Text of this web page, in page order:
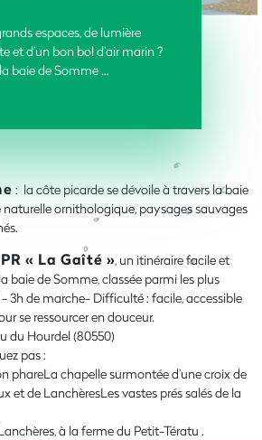
espaces, de lumière
et d’un bon bol d’air marin ?
baie de Somme ...
: la côte picarde se dévoile à travers la baie
naturelle ornithologique, paysages sauvages
« La Gaîté », un itinéraire facile et
de Somme, classée parmi les plus
3h de marche- Difficulté : facile, accessible
se ressourcer en douceur.
du Hourdel (80550)
pas :
phareLa chapelle surmontée d’une croix de
et de LanchèresLes vastes prés salés de la
à la ferme du Petit-Tératu .